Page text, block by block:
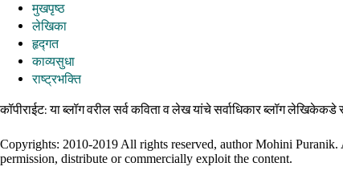
मुखपृष्ठ
लेखिका
हृद्गत
काव्यसुधा
राष्ट्रभक्ति
कॉपीराईट: या ब्लॉग वरील सर्व कविता व लेख यांचे सर्वाधिकार ब्लॉग
Copyrights: 2010-2019 All rights reserved, author Mohini
permission, distribute or commercially exploit the content.